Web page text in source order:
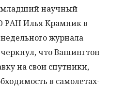
младший научный
Илья Крамник в
журнала
что Вашингтон
на свои спутники,
в самолетах-